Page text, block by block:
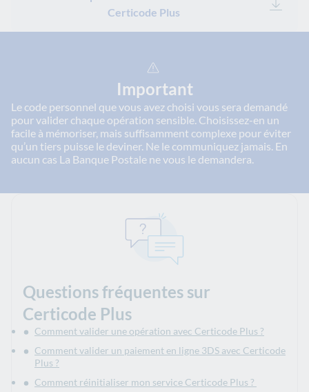
Certicode Plus
Important
Le code personnel que vous avez choisi vous sera demandé
pour valider chaque opération sensible. Choisissez-en un
facile à mémoriser, mais suffisamment complexe pour éviter
qu’un tiers puisse le deviner. Ne le communiquez jamais. En
aucun cas La Banque Postale ne vous le demandera.
Questions fréquentes sur
Certicode Plus
Comment valider une opération avec Certicode Plus ?
Comment valider un paiement en ligne 3DS avec Certicode
Plus ?
Comment réinitialiser mon service Certicode Plus ?